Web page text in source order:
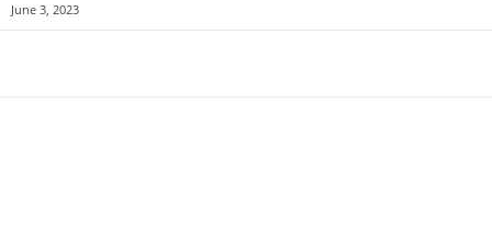
June 3, 2023